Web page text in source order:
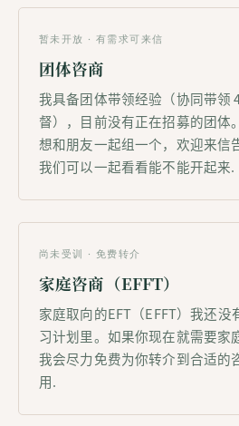
暂未开放 · 有需求可来信
团体咨商
我具备团体带领经验（协同带领
督），目前没有正在招募的团体
想和朋友一起组一个，欢迎来
我们可以一起看看能不能开起来.
尚未受训 · 免费转介
家庭咨商（EFFT）
家庭取向的EFT（EFFT）我还
习计划里。如果你现在就需要家
我会尽力免费为你转介到合适的
用.